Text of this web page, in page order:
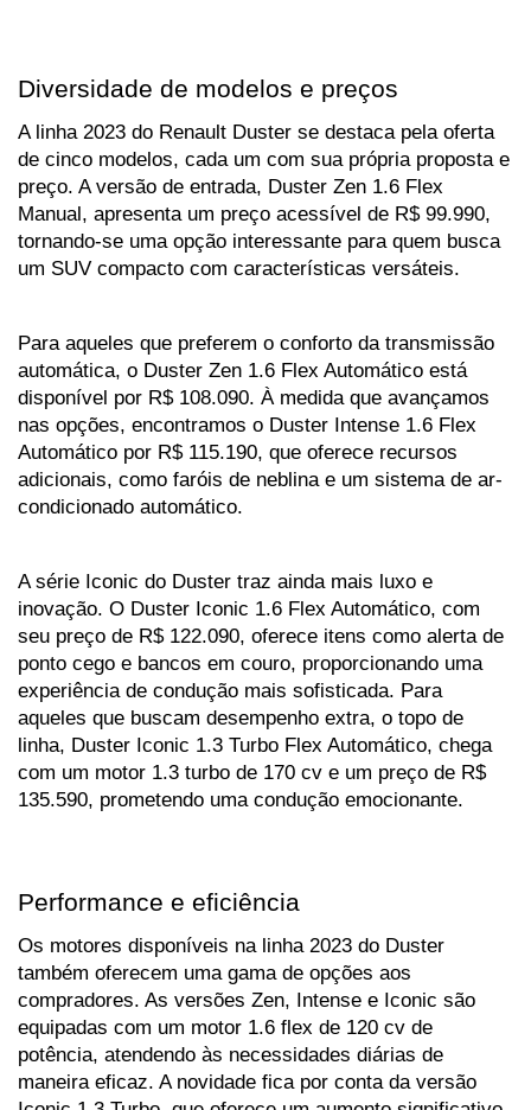
Diversidade de modelos e preços
A linha 2023 do Renault Duster se destaca pela oferta
de cinco modelos, cada um com sua própria proposta e
preço. A versão de entrada, Duster Zen 1.6 Flex
Manual, apresenta um preço acessível de R$ 99.990,
tornando-se uma opção interessante para quem busca
um SUV compacto com características versáteis.
Para aqueles que preferem o conforto da transmissão
automática, o Duster Zen 1.6 Flex Automático está
disponível por R$ 108.090. À medida que avançamos
nas opções, encontramos o Duster Intense 1.6 Flex
Automático por R$ 115.190, que oferece recursos
adicionais, como faróis de neblina e um sistema de ar-
condicionado automático.
A série Iconic do Duster traz ainda mais luxo e
inovação. O Duster Iconic 1.6 Flex Automático, com
seu preço de R$ 122.090, oferece itens como alerta de
ponto cego e bancos em couro, proporcionando uma
experiência de condução mais sofisticada. Para
aqueles que buscam desempenho extra, o topo de
linha, Duster Iconic 1.3 Turbo Flex Automático, chega
com um motor 1.3 turbo de 170 cv e um preço de R$
135.590, prometendo uma condução emocionante.
Performance e eficiência
Os motores disponíveis na linha 2023 do Duster
também oferecem uma gama de opções aos
compradores. As versões Zen, Intense e Iconic são
equipadas com um motor 1.6 flex de 120 cv de
potência, atendendo às necessidades diárias de
maneira eficaz. A novidade fica por conta da versão